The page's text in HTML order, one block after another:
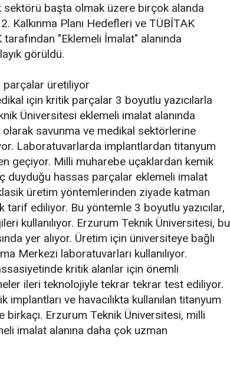
sektörü başta olmak üzere birçok alanda
Kalkınma Planı Hedefleri ve TÜBİTAK
"Eklemeli İmalat" alanında
görüldü.
parçalar üretiliyor
için kritik parçalar 3 boyutlu yazıcılarla
Üniversitesi eklemeli imalat alanında
savunma ve medikal sektörlerine
Laboratuvarlarda implantlardan titanyum
geçiyor. Milli muharebe uçaklardan kemik
duyduğu hassas parçalar eklemeli imalat
üretim yöntemlerinden ziyade katman
ediliyor. Bu yöntemle 3 boyutlu yazıcılar,
kullanılıyor. Erzurum Teknik Üniversitesi, bu
yer alıyor. Üretim için üniversiteye bağlı
Merkezi laboratuvarları kullanılıyor.
kritik alanlar için önemli
ileri teknolojiyle tekrar tekrar test ediliyor.
implantları ve havacılıkta kullanılan titanyum
birkaçı. Erzurum Teknik Üniversitesi, milli
imalat alanına daha çok uzman